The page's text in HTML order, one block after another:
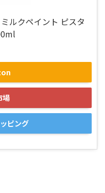
ルクペイント ピスタ
場
ピング